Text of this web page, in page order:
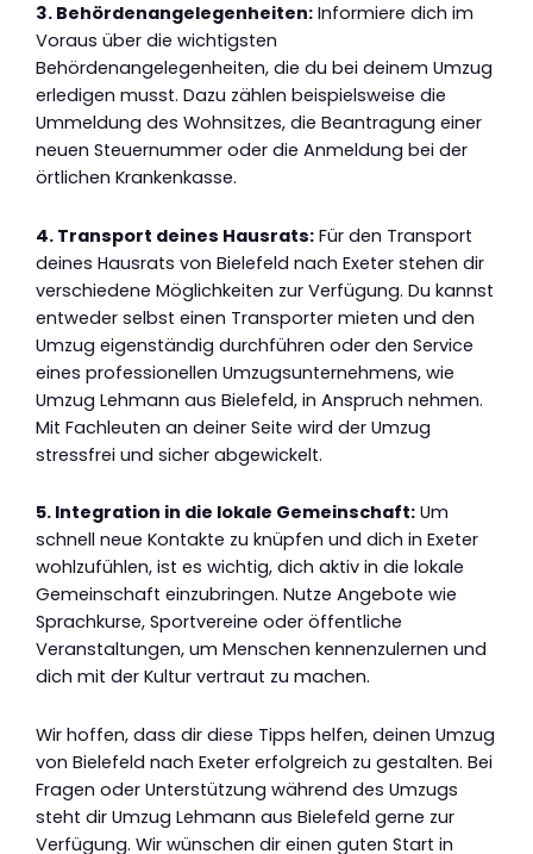
3. Behördenangelegenheiten: Informiere dich im
Voraus über die wichtigsten
Behördenangelegenheiten, die du bei deinem Umzug
erledigen musst. Dazu zählen beispielsweise die
Ummeldung des Wohnsitzes, die Beantragung einer
neuen Steuernummer oder die Anmeldung bei der
örtlichen Krankenkasse.
4. Transport deines Hausrats: Für den Transport
deines Hausrats von Bielefeld nach Exeter stehen dir
verschiedene Möglichkeiten zur Verfügung. Du kannst
entweder selbst einen Transporter mieten und den
Umzug eigenständig durchführen oder den Service
eines professionellen Umzugsunternehmens, wie
Umzug Lehmann aus Bielefeld, in Anspruch nehmen.
Mit Fachleuten an deiner Seite wird der Umzug
stressfrei und sicher abgewickelt.
5. Integration in die lokale Gemeinschaft: Um
schnell neue Kontakte zu knüpfen und dich in Exeter
wohlzufühlen, ist es wichtig, dich aktiv in die lokale
Gemeinschaft einzubringen. Nutze Angebote wie
Sprachkurse, Sportvereine oder öffentliche
Veranstaltungen, um Menschen kennenzulernen und
dich mit der Kultur vertraut zu machen.
Wir hoffen, dass dir diese Tipps helfen, deinen Umzug
von Bielefeld nach Exeter erfolgreich zu gestalten. Bei
Fragen oder Unterstützung während des Umzugs
steht dir Umzug Lehmann aus Bielefeld gerne zur
Verfügung. Wir wünschen dir einen guten Start in